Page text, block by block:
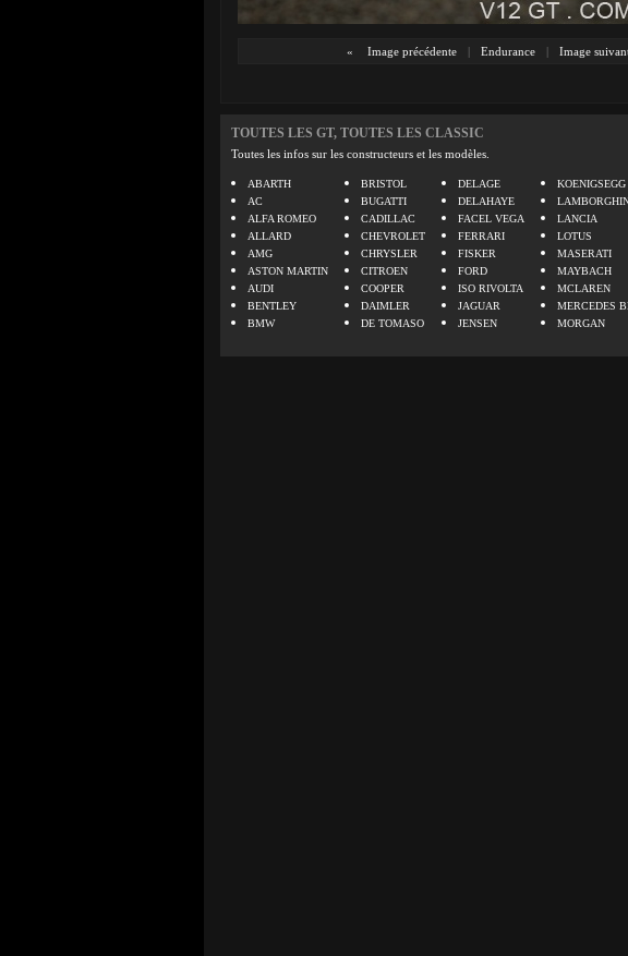
« Image précédente | Endurance | Image
TOUTES LES GT, TOUTES LES CLASSIC
Toutes les infos sur les constructeurs et les modèles.
ABARTH
AC
ALFA ROMEO
ALLARD
AMG
ASTON MARTIN
AUDI
BENTLEY
BMW
BRISTOL
BUGATTI
CADILLAC
CHEVROLET
CHRYSLER
CITROEN
COOPER
DAIMLER
DE TOMASO
DELAGE
DELAHAYE
FACEL VEGA
FERRARI
FISKER
FORD
ISO RIVOLTA
JAGUAR
JENSEN
KOENIGSEGG
LANCIA
LOTUS
MASERATI
MAYBACH
MCLAREN
MERCEDES
MORGAN